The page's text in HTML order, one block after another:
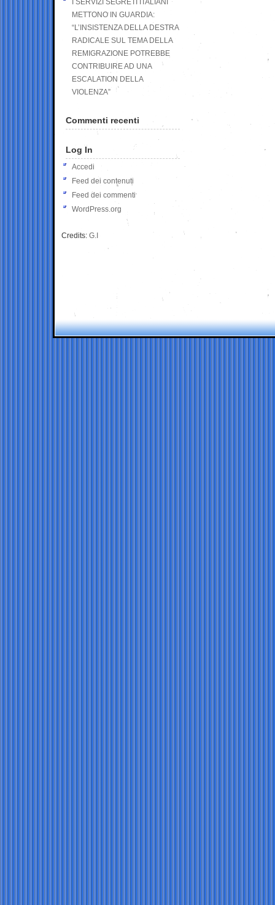
I SERVIZI SEGRETI ITALIANI
METTONO IN GUARDIA:
“L’INSISTENZA DELLA DESTRA
RADICALE SUL TEMA DELLA
REMIGRAZIONE POTREBBE
CONTRIBUIRE AD UNA
ESCALATION DELLA
VIOLENZA”
Commenti recenti
Log In
Accedi
Feed dei contenuti
Feed dei commenti
WordPress.org
Credits: G.I